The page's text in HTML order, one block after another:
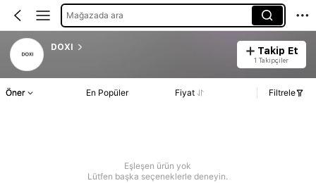
Mağazada ara
DOXI Takip Et
1 Takipçiler
Öner En Popüler Fiyat Filtrele
Eşleşen ürün yok
Lütfen başka seçeneklerle deneyin.